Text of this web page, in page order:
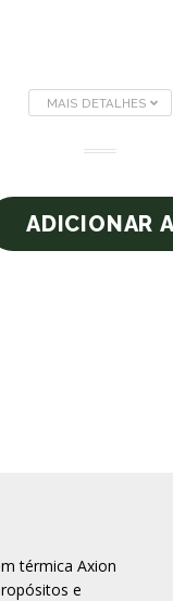
MAIS DETALHES
térmica Axion
e